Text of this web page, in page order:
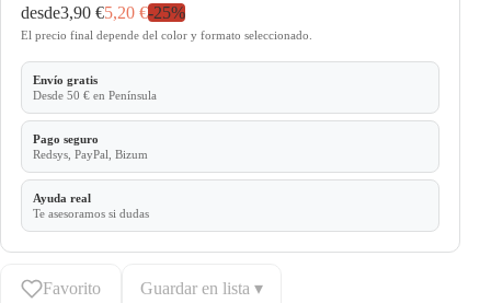
desde3,90 €5,20 €-25%
El precio final depende del color y formato seleccionado.
Envío gratis
Desde 50 € en Península
Pago seguro
Redsys, PayPal, Bizum
Ayuda real
Te asesoramos si dudas
Favorito Guardar en lista ▾